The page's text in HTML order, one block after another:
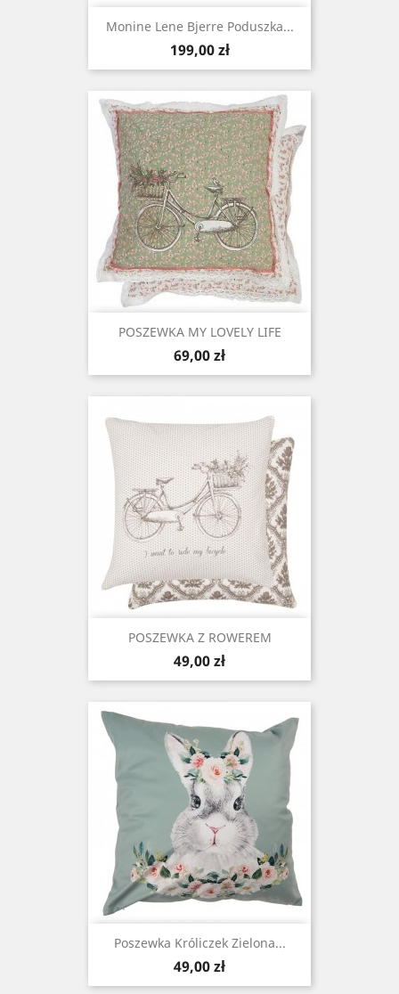
Monine Lene Bjerre Poduszka...
Cena
199,00 zł
POSZEWKA MY LOVELY LIFE
Cena
69,00 zł
POSZEWKA Z ROWEREM
Cena
49,00 zł
Poszewka Króliczek Zielona...
Cena
49,00 zł